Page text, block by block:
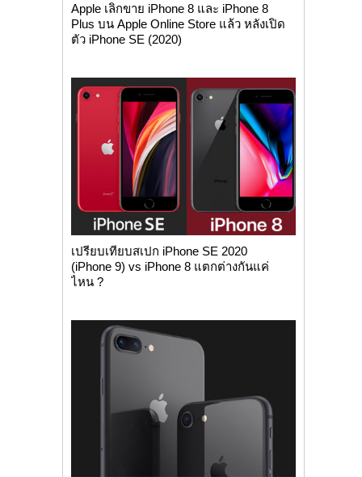
Apple เลิกขาย iPhone 8 และ iPhone 8
Plus บน Apple Online Store แล้ว หลังเปิด
ตัว iPhone SE (2020)
เปรียบเทียบสเปก iPhone SE 2020
(iPhone 9) vs iPhone 8 แตกต่างกันแค่
ไหน ?